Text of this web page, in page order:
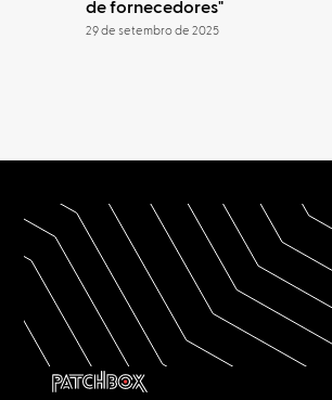
de fornecedores"
29 de setembro de 2025